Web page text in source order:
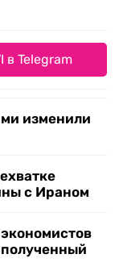
в Telegram
изменили
с Ираном
полученный